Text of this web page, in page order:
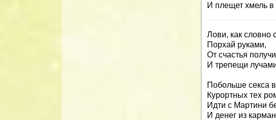
И плещет хмель в
Лови, как словно
Порхай руками,
От счастья получи
И трепещи
Побольше секса
Курортных тех
Идти с Мартини
И денег из